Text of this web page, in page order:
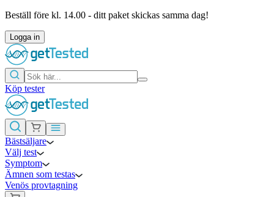
Beställ före kl. 14.00 - ditt paket skickas samma dag!
Logga in
Köp tester
Bästsäljare
Välj test
Symptom
Ämnen som testas
Venös provtagning